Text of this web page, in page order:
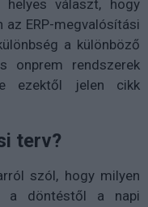
választ, hogy
ERP-megvalósítási
a különböző
onprem rendszerek
ezektől jelen cikk
terv?
szól, hogy milyen
a döntéstől a napi